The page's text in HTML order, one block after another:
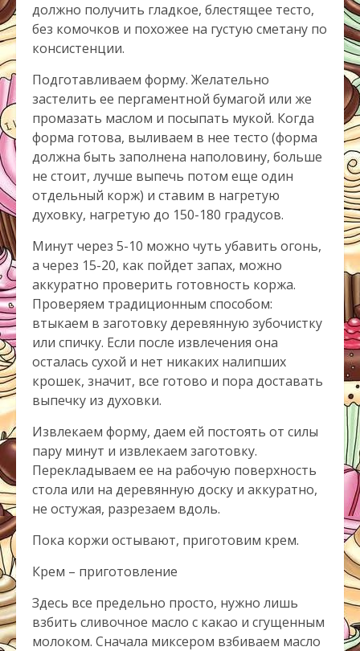
должно получить гладкое, блестящее тесто,
без комочков и похожее на густую сметану по
консистенции.
Подготавливаем форму. Желательно
застелить ее пергаментной бумагой или же
промазать маслом и посыпать мукой. Когда
форма готова, выливаем в нее тесто (форма
должна быть заполнена наполовину, больше
не стоит, лучше выпечь потом еще один
отдельный корж) и ставим в нагретую
духовку, нагретую до 150-180 градусов.
Минут через 5-10 можно чуть убавить огонь,
а через 15-20, как пойдет запах, можно
аккуратно проверить готовность коржа.
Проверяем традиционным способом:
втыкаем в заготовку деревянную зубочистку
или спичку. Если после извлечения она
осталась сухой и нет никаких налипших
крошек, значит, все готово и пора доставать
выпечку из духовки.
Извлекаем форму, даем ей постоять от силы
пару минут и извлекаем заготовку.
Перекладываем ее на рабочую поверхность
стола или на деревянную доску и аккуратно,
не остужая, разрезаем вдоль.
Пока коржи остывают, приготовим крем.
Крем – приготовление
Здесь все предельно просто, нужно лишь
взбить сливочное масло с какао и сгущенным
молоком. Сначала миксером взбиваем масло